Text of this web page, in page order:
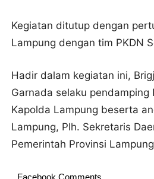
Kegiatan ditutup dengan
Lampung dengan tim PKDN
Hadir dalam kegiatan ini,
Garnada selaku pendamping
Kapolda Lampung beserta
Lampung, Plh. Sekretaris
Pemerintah Provinsi
Facebook Comments